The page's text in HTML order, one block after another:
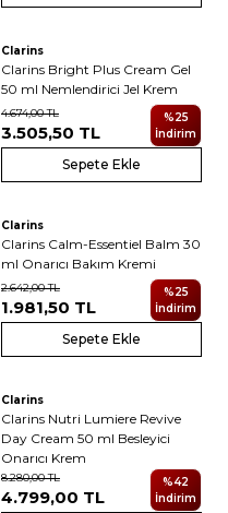
Clarins
Clarins Bright Plus Cream Gel
50 ml Nemlendirici Jel Krem
4.674,00TL
3.505,50 TL
%25
İndirim
Sepete Ekle
Clarins
Clarins Calm-Essentiel Balm 30
ml Onarıcı Bakım Kremi
2.642,00TL
1.981,50 TL
%25
İndirim
Sepete Ekle
Clarins
Clarins Nutri Lumiere Revive
Day Cream 50 ml Besleyici
Onarıcı Krem
8.280,00TL
4.799,00 TL
%42
İndirim